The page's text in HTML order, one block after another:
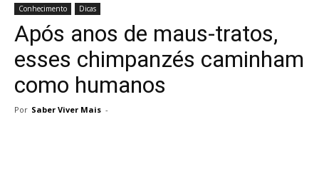
Conhecimento Dicas
Após anos de maus-tratos,
esses chimpanzés caminham
como humanos
Por Saber Viver Mais -